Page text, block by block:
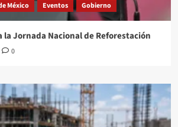
México Eventos Gobierno
la Jornada Nacional de Reforestación
0